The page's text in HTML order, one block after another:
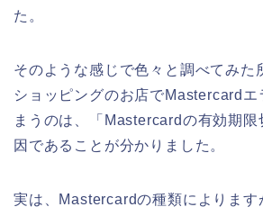
た。
そのような感じで色々と調べてみた
ショッピングのお店でMastercardエ
まうのは、「Mastercardの有効期限
因であることが分かりました。
実は、Mastercardの種類によりま